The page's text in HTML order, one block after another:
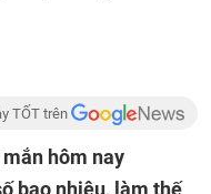
TỐT trên
hôm nay
bao nhiêu, làm thế